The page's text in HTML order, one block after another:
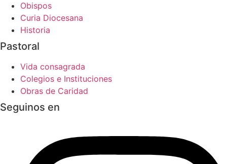
Obispos
Curia Diocesana
Historia
Pastoral
Vida consagrada
Colegios e Instituciones
Obras de Caridad
Seguinos en